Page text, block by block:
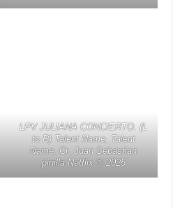
LPV JULIANA CONCIERTO. (L
to R) Talent Name, Talent
Name. Cr. Juan Sebastian
pinilla Netflix ©️ 2025